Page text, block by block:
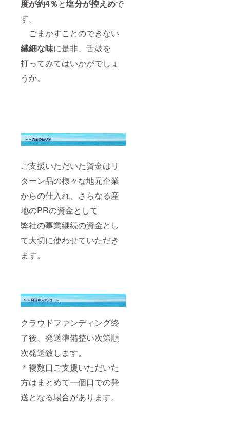
度が約4％と塩分が控えめで
す。
ごまかすことのできない
繊細な味に是非、舌鼓を
打ってみてはいかがでしょ
うか。
ご支援いただいた資金はリ
ターン品の様々な地元企業
からの仕入れ、さらなる産
地のPRの資金として
弊社の事業継続の資金とし
て大切に使わせていただき
ます。
クラウドファンディング終
了後、発送準備整い次第順
次発送致します。
＊複数口ご支援いただいた
方はまとめて一個口での発
送となる場合があります。